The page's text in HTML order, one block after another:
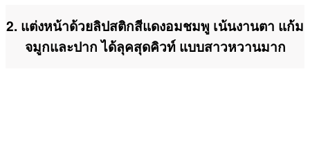
2. แต่งหน้าด้วยลิปสติกสีแดงอมชมพู เน้นงานตา แก้ม
จมูกและปาก ได้ลุคสุดคิวท์ แบบสาวหวานมาก